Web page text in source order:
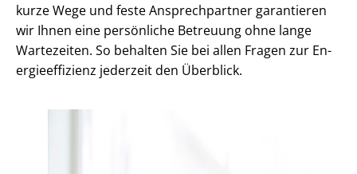
kurze Wege und feste Ansprechpartner garantieren
wir Ihnen eine persönliche Betreuung ohne lange
Wartezeiten. So behalten Sie bei allen Fragen zur En­
er­gie­ef­fi­zi­enz jederzeit den Überblick.